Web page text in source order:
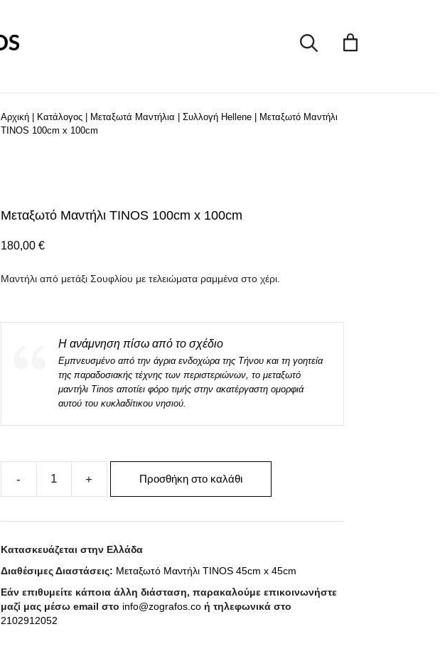
Αρχική| Κατάλογος| Μεταξωτά Μαντήλια Συλλογή Hellene|
Μεταξωτό Μαντήλι
TINOS 100cm x 100cm
Μεταξωτό Μαντήλι TINOS 100cm x 100cm
180,00 €
Μαντήλι από μετάξι Σουφλίου με τελειώματα ραμμένα στο χέρι.
Η ανάμνηση πίσω από το σχέδιο
Εμπνευσμένο από την άγρια ενδοχώρα της Τήνου και τη γοητεία
της παραδοσιακής τέχνης των περιστεριώνων, το μεταξωτό
μαντήλι Τinos αποτίει φόρο τιμής στην ακατέργαστη ομορφιά
αυτού του κυκλαδίτικου νησιού.
Μεταξωτό
TINOS
100cm
ποσότητα
Προσθήκη στο καλάθι
Κατασκευάζεται στην Ελλάδα
Διαθέσιμες Διαστάσεις: Μεταξωτό Μαντήλι TINOS 45cm x 45cm
Εάν επιθυμείτε κάποια άλλη διάσταση, παρακαλούμε επικοινωνήστε
μαζί μας μέσω email στο info@zografos.coή τηλεφωνικά στο
2102912052